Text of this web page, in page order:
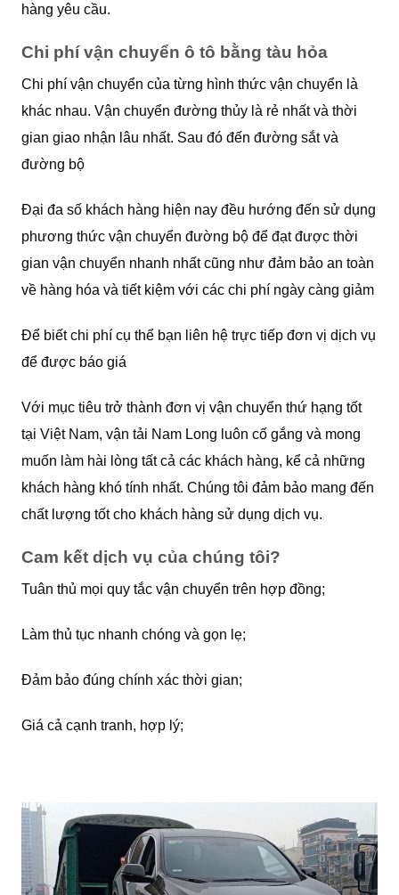
hàng yêu cầu.
Chi phí vận chuyển ô tô bằng tàu hỏa
Chi phí vận chuyển của từng hình thức vận chuyển là
khác nhau. Vận chuyển đường thủy là rẻ nhất và thời
gian giao nhận lâu nhất. Sau đó đến đường sắt và
đường bộ
Đại đa số khách hàng hiện nay đều hướng đến sử dụng
phương thức vận chuyển đường bộ để đạt được thời
gian vận chuyển nhanh nhất cũng như đảm bảo an toàn
về hàng hóa và tiết kiệm với các chi phí ngày càng giảm
Để biết chi phí cụ thể bạn liên hệ trực tiếp đơn vị dịch vụ
để được báo giá
Với mục tiêu trở thành đơn vị vận chuyển thứ hạng tốt
tại Việt Nam, vận tải Nam Long luôn cố gắng và mong
muốn làm hài lòng tất cả các khách hàng, kể cả những
khách hàng khó tính nhất. Chúng tôi đảm bảo mang đến
chất lượng tốt cho khách hàng sử dụng dịch vụ.
Cam kết dịch vụ của chúng tôi?
Tuân thủ mọi quy tắc vận chuyển trên hợp đồng;
Làm thủ tục nhanh chóng và gọn lẹ;
Đảm bảo đúng chính xác thời gian;
Giá cả cạnh tranh, hợp lý;